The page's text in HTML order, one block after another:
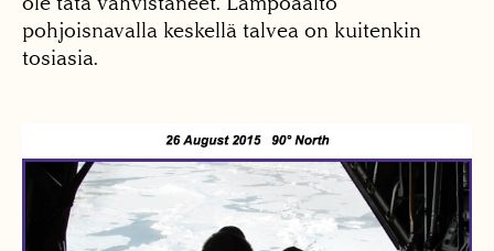
pohjoisnavalla keskellä talvea on kuitenkin
tosiasia.